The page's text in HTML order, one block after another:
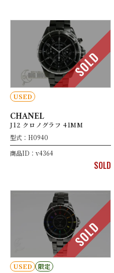
SOLD
USED
CHANEL
J12 クロノグラフ 41MM
型式：H0940
商品ID：v4364
SOLD
SOLD
USED 限定